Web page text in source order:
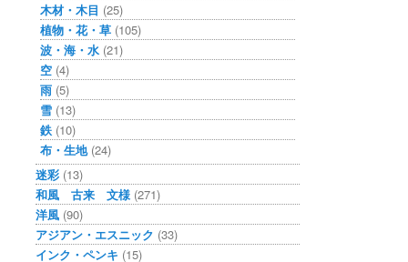
木材・木目 (25)
植物・花・草 (105)
波・海・水 (21)
空 (4)
雨 (5)
雪 (13)
鉄 (10)
布・生地(24)
迷彩 (13)
和風 古来 文様 (271)
洋風 (90)
アジアン・エスニック (33)
インク・ペンキ (15)